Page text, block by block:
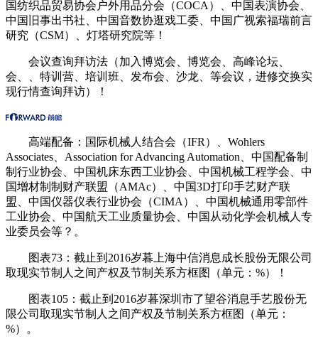
国纺织品贸易协会户外用品分会（COCA）、中国表演协会、
中国旧事出书社、中国音数协逛戏工委、中国广视索福瑞前言
研究（CSM）、灯塔研究院等！
会议查询拜访法（加入博览会、博览会、高峰论坛、
会、、特训营、培训班、发布会、沙龙、等会议，进修交换实
现行情查询拜访）！
高端配备：国际机械人结合会（IFR）、Wohlers
Associates、Association for Advancing Automation、中国配备制
制行业协会、中国机床东西工业协会、中国机械工程学会、中
国增材制制财产联盟（AMAc）、中国3D打印手艺财产联
盟、中国仪器仪表行业协会（CIMA）、中国机械通用零部件
工业协会、中国航天工业质量协会、中国从动化学会机械人专
业委员会等？。
图表73：截止到2016岁暮上海中信消息成长股份无限公司
取现实节制人之间产权及节制关系方框图（单元：%）！
图表105：截止到2016岁暮深圳市了望谷消息手艺股份无
限公司取现实节制人之间产权及节制关系方框图（单元：
%）。